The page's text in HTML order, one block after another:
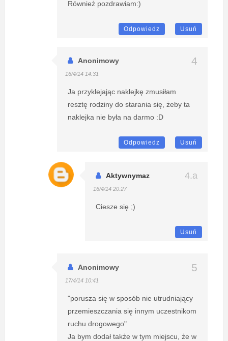
Również pozdrawiam:)
Odpowiedz Usuń
Anonimowy
16/4/14 14:31
Ja przyklejając naklejkę zmusiłam
resztę rodziny do starania się, żeby ta
naklejka nie była na darmo :D
Odpowiedz Usuń
Aktywnymaz
16/4/14 20:27
Ciesze się ;)
Usuń
Anonimowy
17/4/14 10:41
"porusza się w sposób nie utrudniający
przemieszczania się innym uczestnikom
ruchu drogowego"
Ja bym dodał także w tym miejscu, że w